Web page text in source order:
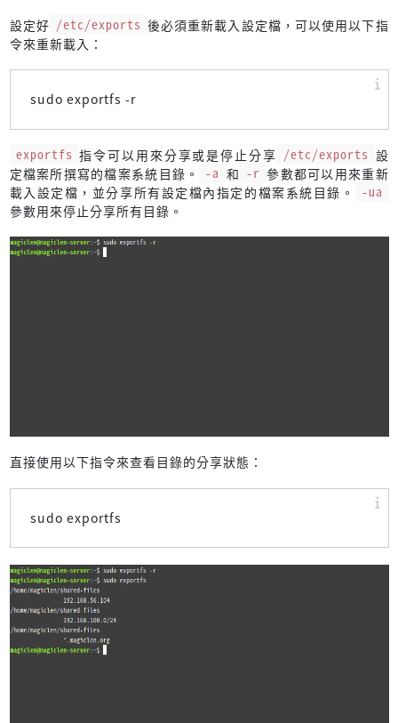
設定好 /etc/exports 後必須重新載入設定檔，可以使用以下指
令來重新載入：
sudo exportfs -r
exportfs 指令可以用來分享或是停止分享 /etc/exports 設
定檔案所撰寫的檔案系統目錄。
-a 和 -r 參數都可以用來重新
載入設定檔，並分享所有設定檔內指定的檔案系統目錄。
-ua
參數用來停止分享所有目錄。
直接使用以下指令來查看目錄的分享狀態：
sudo exportfs